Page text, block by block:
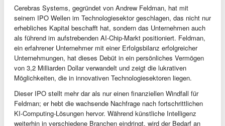
Cerebras Systems, gegründet von Andrew Feldman, hat mit
seinem IPO Wellen im Technologiesektor geschlagen, das nicht nur
erhebliches Kapital beschafft hat, sondern das Unternehmen auch
als führend im aufstrebenden AI-Chip-Markt positioniert. Feldman,
ein erfahrener Unternehmer mit einer Erfolgsbilanz erfolgreicher
Unternehmungen, hat dieses Debüt in ein persönliches Vermögen
von 3,2 Milliarden Dollar verwandelt und zeigt die lukrativen
Möglichkeiten, die in innovativen Technologiesektoren liegen.
Dieser IPO stellt mehr dar als nur einen finanziellen Windfall für
Feldman; er hebt die wachsende Nachfrage nach fortschrittlichen
KI-Computing-Lösungen hervor. Während künstliche Intelligenz
weiterhin in verschiedene Branchen eindringt, wird der Bedarf an